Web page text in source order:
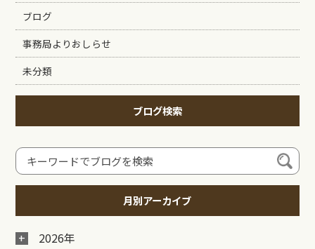
ブログ
事務局よりおしらせ
未分類
ブログ検索
月別アーカイブ
2026年